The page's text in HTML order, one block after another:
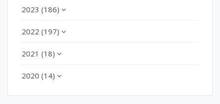
2023 (186)
2022 (197)
2021 (18)
2020 (14)